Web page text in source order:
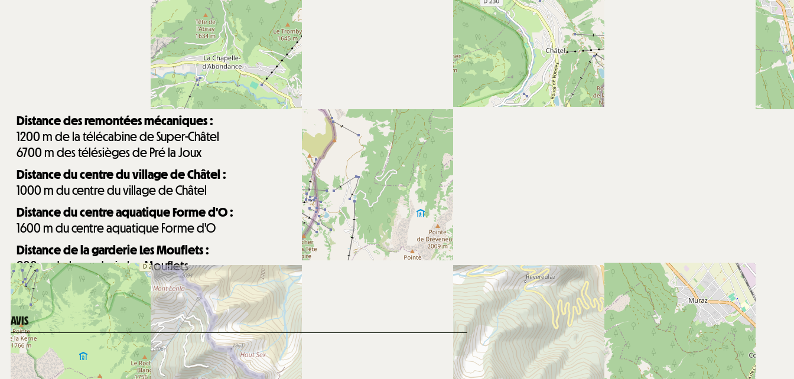
Distance des remontées mécaniques :
1200 m de la télécabine de Super-Châtel
6700 m des télésièges de Pré la Joux
Distance du centre du village de Châtel :
1000 m du centre du village de Châtel
Distance du centre aquatique Forme d'O :
1600 m du centre aquatique Forme d'O
Distance de la garderie Les Mouflets :
900m de la garderie Les Mouflets
AVIS
Note :
4,33
/ 5
6 avis)